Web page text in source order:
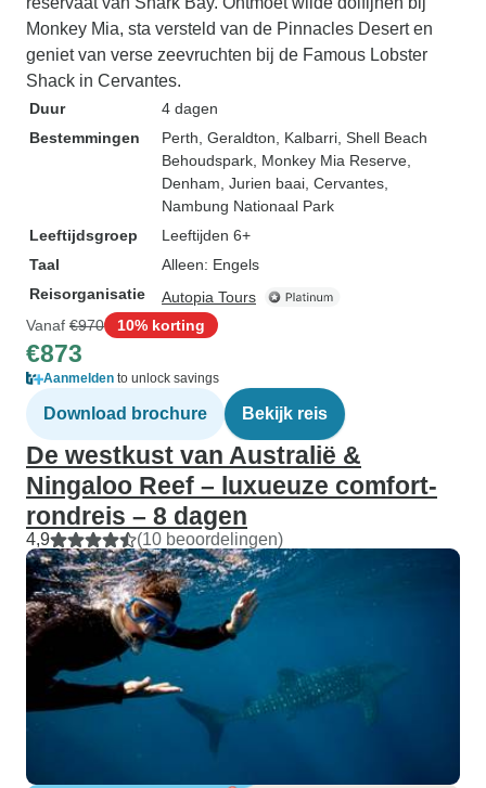
Monkey Mia, sta versteld van de Pinnacles Desert en
geniet van verse zeevruchten bij de Famous Lobster
Shack in Cervantes.
Duur
4 dagen
Bestemmingen
Perth , Geraldton , Kalbarri , Shell Beach
Behoudspark , Monkey Mia Reserve
Denham , Jurien baai , Cervantes
Nambung Nationaal Park
Leeftijdsgroep
Leeftijden 6+
Taal
Alleen: Engels
Reisorganisatie
Autopia Tours
Vanaf €970 10% korting
€873
Aanmelden to unlock savings
Download brochure Bekijk reis
De westkust van Australië &
Ningaloo Reef – luxueuze comfort-
rondreis – 8 dagen
4,9 (10 beoordelingen)